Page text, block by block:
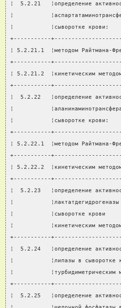
¦  5.2.21   ¦определение
¦
¦           ¦сыворотке
+-----------
¦ 5.2.21.1  ¦методом Райтмана-
+-----------
¦ 5.2.21.2  ¦кинетическим
+-----------
¦  5.2.22   ¦определение
¦
¦           ¦сыворотке
+-----------
¦ 5.2.22.1  ¦методом Райтмана-
+-----------
¦ 5.2.22.2  ¦кинетическим
+-----------
¦  5.2.23   ¦определение
¦
¦           ¦сыворотке
¦           ¦кинетическим
+-----------
¦  5.2.24   ¦определение
¦           ¦липазы в
¦
+-----------
¦  5.2.25   ¦определение